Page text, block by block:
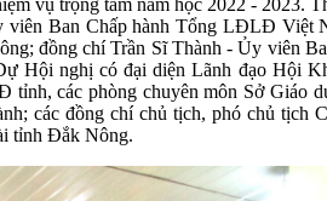
vụ trọng tâm năm học 2022 - 2023.
Ban Chấp hành Tổng LĐLĐ Việt
đồng chí Trần Sĩ Thành - Ủy viên
Hội nghị có đại diện Lãnh đạo Hội
các phòng chuyên môn Sở Giáo
các đồng chí chủ tịch, phó chủ tịch
tỉnh Đắk Nông.